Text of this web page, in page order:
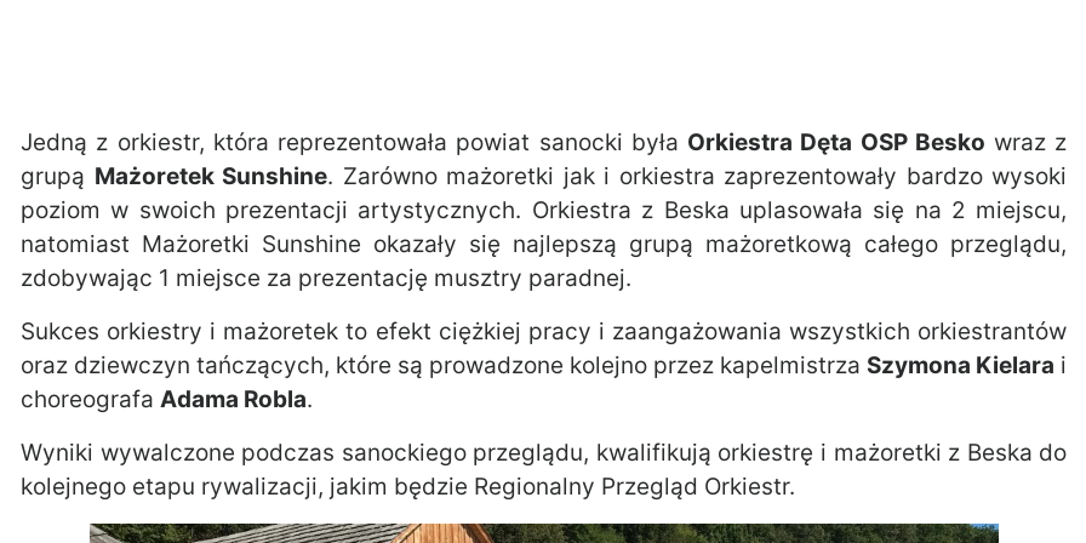
Jedną z orkiestr, która reprezentowała powiat sanocki była Orkiestra Dęta OSP Besko wraz z
grupą Mażoretek Sunshine. Zarówno mażoretki jak i orkiestra zaprezentowały bardzo wysoki
poziom w swoich prezentacji artystycznych. Orkiestra z Beska uplasowała się na 2 miejscu,
natomiast Mażoretki Sunshine okazały się najlepszą grupą mażoretkową całego przeglądu,
zdobywając 1 miejsce za prezentację musztry paradnej.
Sukces orkiestry i mażoretek to efekt ciężkiej pracy i zaangażowania wszystkich orkiestrantów
oraz dziewczyn tańczących, które są prowadzone kolejno przez kapelmistrza Szymona Kielara i
choreografa Adama Robla.
Wyniki wywalczone podczas sanockiego przeglądu, kwalifikują orkiestrę i mażoretki z Beska do
kolejnego etapu rywalizacji, jakim będzie Regionalny Przegląd Orkiestr.